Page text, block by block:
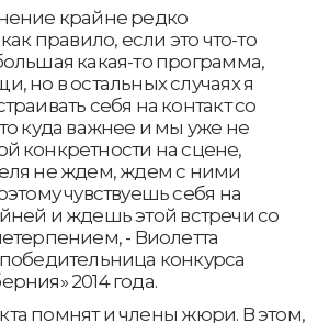
крайне редко
правило, если это что-то
какая-то программа,
но в остальных случаях я
себя на контакт со
куда важнее и мы уже не
конкретности на сцене,
не ждем, ждем с ними
чувствуешь себя на
и ждешь этой встречи со
- Виолетта
конкурса
2014 года.
помнят и члены жюри. В этом,